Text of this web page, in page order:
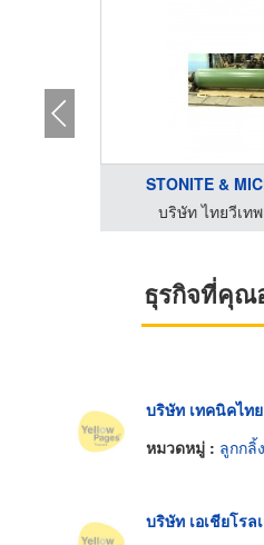
STONITE &
บริษัท ไทยวีเท
ธุรกิจที่คุณ
บริษัท เทคนิคไท
หมวดหมู่ : ลูกกลิ้
บริษัท เอเชียโรล